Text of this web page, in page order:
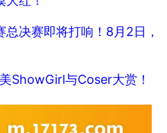
总决赛即将打响！8月2日，
ShowGirl与Coser大赏！